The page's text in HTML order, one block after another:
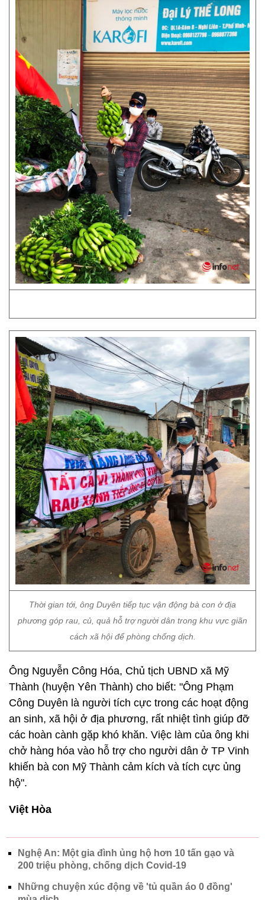
Thời gian tới, ông Duyên tiếp tục vận động bà con ở địa
phương góp rau, củ, quả hỗ trợ người dân trong khu vực giãn
cách xã hội để phòng chống dịch.
Ông Nguyễn Công Hóa, Chủ tịch UBND xã Mỹ
Thành (huyện Yên Thành) cho biết: "Ông Phạm
Công Duyên là người tích cực trong các hoạt động
an sinh, xã hội ở địa phương, rất nhiệt tình giúp đỡ
các hoàn cành gặp khó khăn. Việc làm của ông khi
chở hàng hóa vào hỗ trợ cho người dân ở TP Vinh
khiến bà con Mỹ Thành cảm kích và tích cực ủng
hộ".
Việt Hòa
Nghệ An: Một gia đình ủng hộ hơn 10 tấn gạo và
200 triệu phòng, chống dịch Covid-19
Những chuyện xúc động về 'tủ quần áo 0 đồng'